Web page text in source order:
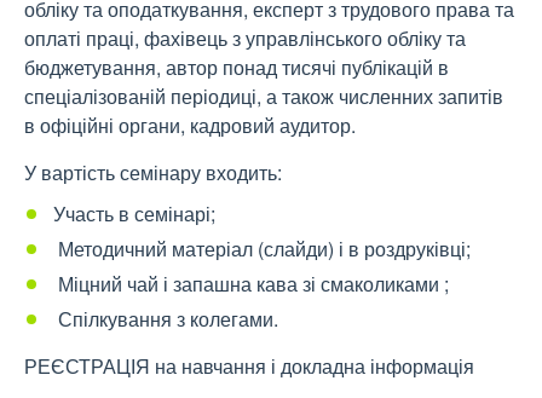
обліку та оподаткування, експерт з трудового права та
оплаті праці, фахівець з управлінського обліку та
бюджетування, автор понад тисячі публікацій в
спеціалізованій періодиці, а також численних запитів
в офіційні органи, кадровий аудитор.
У вартість семінару входить:
Участь в семінарі;
Методичний матеріал (слайди) і в роздруківці;
Міцний чай і запашна кава зі смаколиками ;
Спілкування з колегами.
РЕЄСТРАЦІЯ на навчання і докладна інформація